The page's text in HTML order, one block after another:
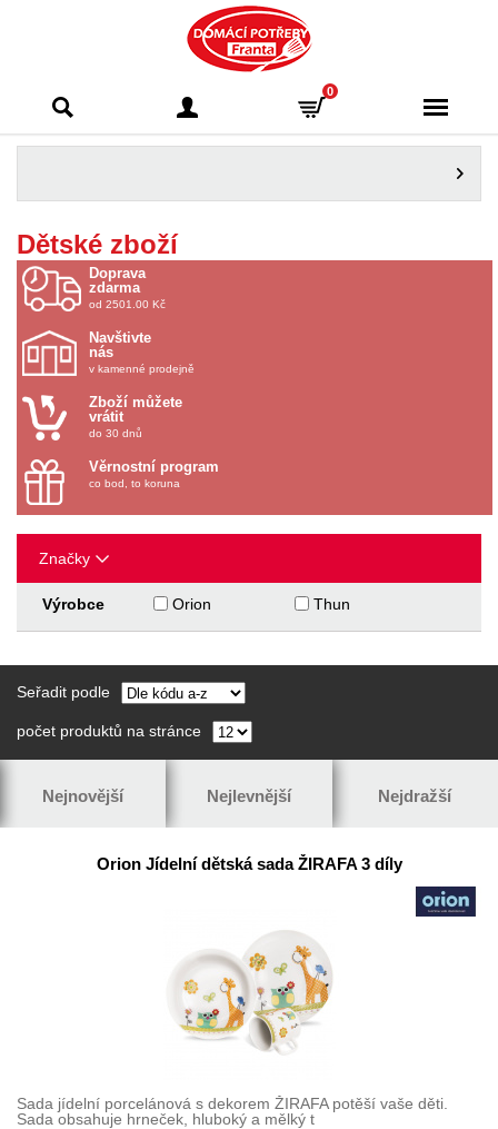
Franta - Příbram
0
Dětské zboží
Doprava
zdarma
od 2501.00 Kč
Navštivte
nás
v kamenné prodejně
Zboží můžete
vrátit
do 30 dnů
Věrnostní program
co bod, to koruna
Značky
Výrobce Orion Thun
Seřadit podle
počet produktů na stránce
Nejnovější Nejlevnější Nejdražší
Orion Jídelní dětská sada ŽIRAFA 3 díly
Sada jídelní porcelánová s dekorem ŽIRAFA potěší vaše děti.
Sada obsahuje hrneček, hluboký a mělký t